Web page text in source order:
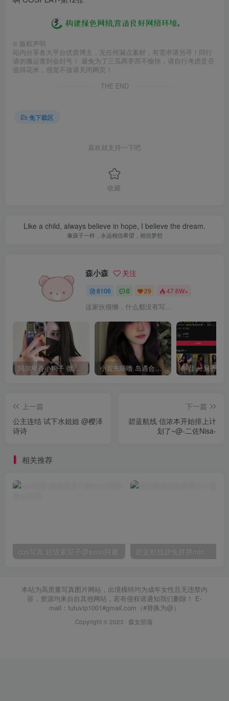
© 版权声明
站内分享各大平台优质博主，无任何漏点素材，有需求请另寻！同行
请勿搬运查到会封号！ 避免为了三瓜两枣而不愉快，请自行考虑是否
值得花米，感觉不值请关闭网页！
THE END
免下载区
喜欢就支持一下吧
收藏
Like a child, always believe in hope, I believe the dream.
像孩子一样，永远相信希望，相信梦想
森小森 关注
8106 0 29 47.6W+
这家伙很懒，什么都没有写...
阿尔卑香小狗子 微密圈合集[40套][持续更新2023.12.14] 小宣先睡噜 岛遇合集[持续更新2025.08.27]
上一篇
公主连结 试下水姐姐 @樱泽
诗诗
下一篇
碧蓝航线 信浓本开始排上计
划了~@-二佐Nisa-
相关推荐
cos写真 超级索尼子@axun阿薰 碧蓝航线@兔胖胖min
本站为高质量写真图片网站，出境模特均为成年女性且无违禁内
容，资源均来自自其他网站，若有侵权请通知我们删除！ E-
mail：tutuvip1001#gmail.com（#替换为@）
Copyright © 2023 · 森女部落